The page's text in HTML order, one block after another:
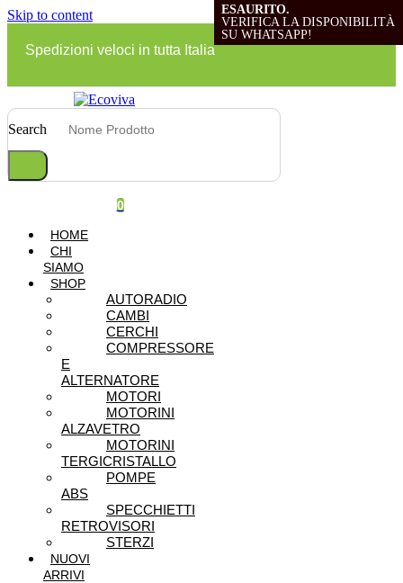
Skip to content
Spedizioni veloci in tutta Italia
Search
0
HOME
CHI
SIAMO
SHOP
AUTORADIO
CAMBI
CERCHI
COMPRESSORE
E
ALTERNATORE
MOTORI
MOTORINI
ALZAVETRO
MOTORINI
TERGICRISTALLO
POMPE
ABS
SPECCHIETTI
RETROVISORI
STERZI
NUOVI
ARRIVI
ESAURITO.
VERIFICA LA DISPONIBILITÀ
SU WHATSAPP!
ESAURITO.
VERIFICA LA DISPONIBILITÀ
SU WHATSAPP!